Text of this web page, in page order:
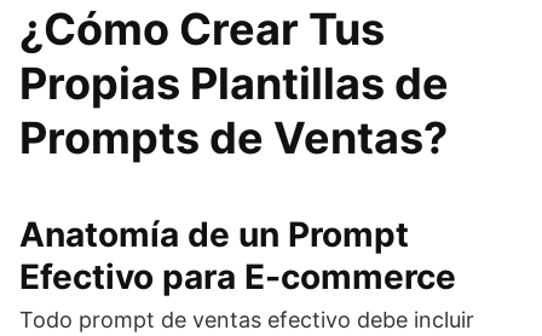
¿Cómo Crear Tus
Propias Plantillas de
Prompts de Ventas?
Anatomía de un Prompt
Efectivo para E-commerce
Todo prompt de ventas efectivo debe incluir